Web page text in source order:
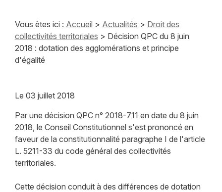
Vous êtes ici : Accueil > Actualités > Droit des
collectivités territoriales > Décision QPC du 8 juin
2018 : dotation des agglomérations et principe
d'égalité
Le 03 juillet 2018
Par une décision QPC n° 2018-711 en date du 8 juin
2018, le Conseil Constitutionnel s'est prononcé en
faveur de la constitutionnalité paragraphe I de l'article
L. 5211-33 du code général des collectivités
territoriales.
Cette décision conduit à des différences de dotation